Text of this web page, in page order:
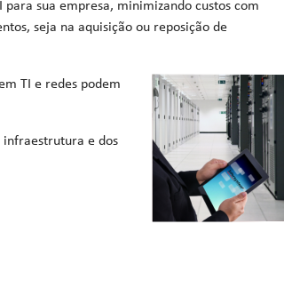
sua empresa, minimizando custos com
seja na aquisição ou reposição de
TI e redes podem
infraestrutura e dos